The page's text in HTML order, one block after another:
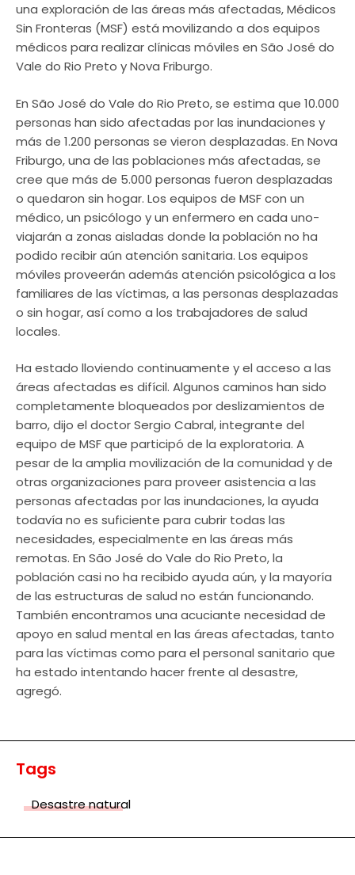
una exploración de las áreas más afectadas, Médicos
Sin Fronteras (MSF) está movilizando a dos equipos
médicos para realizar clínicas móviles en São José do
Vale do Rio Preto y Nova Friburgo.
En São José do Vale do Rio Preto, se estima que 10.000
personas han sido afectadas por las inundaciones y
más de 1.200 personas se vieron desplazadas. En Nova
Friburgo, una de las poblaciones más afectadas, se
cree que más de 5.000 personas fueron desplazadas
o quedaron sin hogar. Los equipos de MSF con un
médico, un psicólogo y un enfermero en cada uno-
viajarán a zonas aisladas donde la población no ha
podido recibir aún atención sanitaria. Los equipos
móviles proveerán además atención psicológica a los
familiares de las víctimas, a las personas desplazadas
o sin hogar, así como a los trabajadores de salud
locales.
Ha estado lloviendo continuamente y el acceso a las
áreas afectadas es difícil. Algunos caminos han sido
completamente bloqueados por deslizamientos de
barro, dijo el doctor Sergio Cabral, integrante del
equipo de MSF que participó de la exploratoria. A
pesar de la amplia movilización de la comunidad y de
otras organizaciones para proveer asistencia a las
personas afectadas por las inundaciones, la ayuda
todavía no es suficiente para cubrir todas las
necesidades, especialmente en las áreas más
remotas. En São José do Vale do Rio Preto, la
población casi no ha recibido ayuda aún, y la mayoría
de las estructuras de salud no están funcionando.
También encontramos una acuciante necesidad de
apoyo en salud mental en las áreas afectadas, tanto
para las víctimas como para el personal sanitario que
ha estado intentando hacer frente al desastre,
agregó.
Tags
Desastre natural